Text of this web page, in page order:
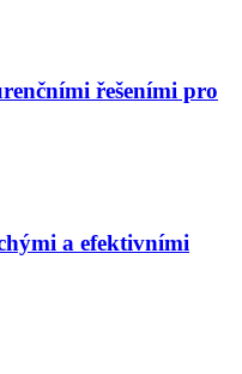
řešeními pro
a efektivními